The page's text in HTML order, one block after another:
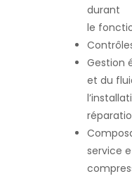
durant
le
Gestion
et du
service